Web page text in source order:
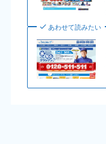
あわせて読みたい